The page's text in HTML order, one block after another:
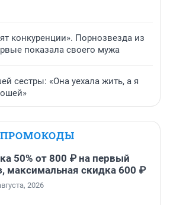
конкуренции». Порнозвезда из
показала своего мужа
сестры: «Она уехала жить, а я
ПРОМОКОДЫ
50% от 800 ₽ на первый
максимальная скидка 600 ₽
2026